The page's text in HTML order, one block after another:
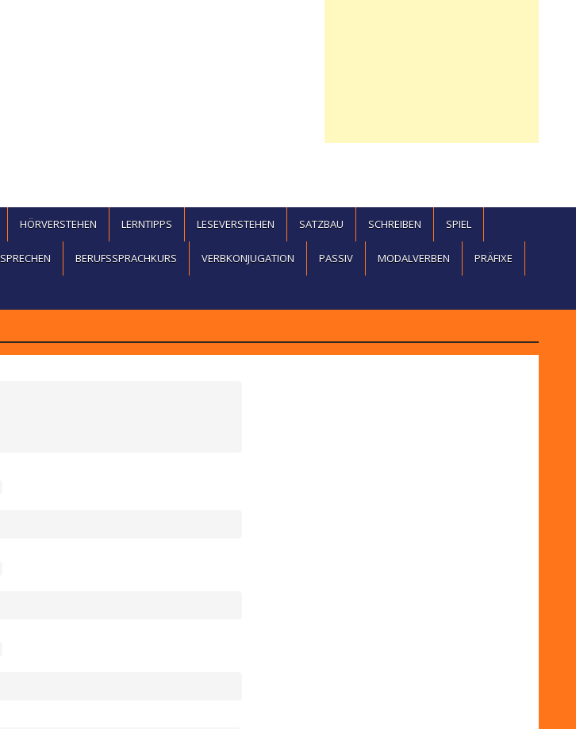
HÖRVERSTEHEN LERNTIPPS LESEVERSTEHEN SATZBAU SCHREIBEN SPIEL
SPRECHEN BERUFSSPRACHKURS VERBKONJUGATION PASSIV MODALVERBEN PRÄFIXE